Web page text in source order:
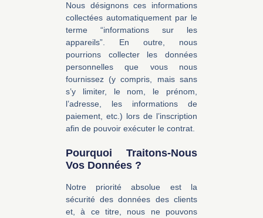
Nous désignons ces informations
collectées automatiquement par le
terme “informations sur les
appareils”. En outre, nous
pourrions collecter les données
personnelles que vous nous
fournissez (y compris, mais sans
s’y limiter, le nom, le prénom,
l’adresse, les informations de
paiement, etc.) lors de l’inscription
afin de pouvoir exécuter le contrat.
Pourquoi Traitons-Nous
Vos Données ?
Notre priorité absolue est la
sécurité des données des clients
et, à ce titre, nous ne pouvons